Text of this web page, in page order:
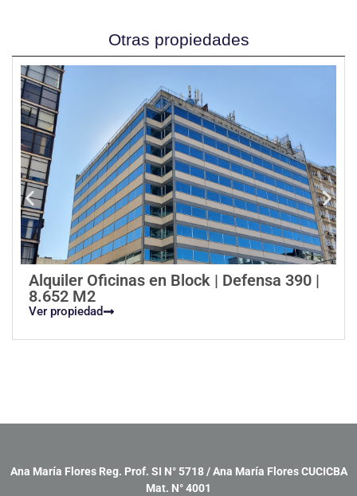
Otras propiedades
Alquiler Oficinas en Block | Defensa 390 |
8.652 M2
Ver propiedad
Ana María Flores Reg. Prof. SI N° 5718 / Ana María Flores CUCICBA
Mat. N° 4001